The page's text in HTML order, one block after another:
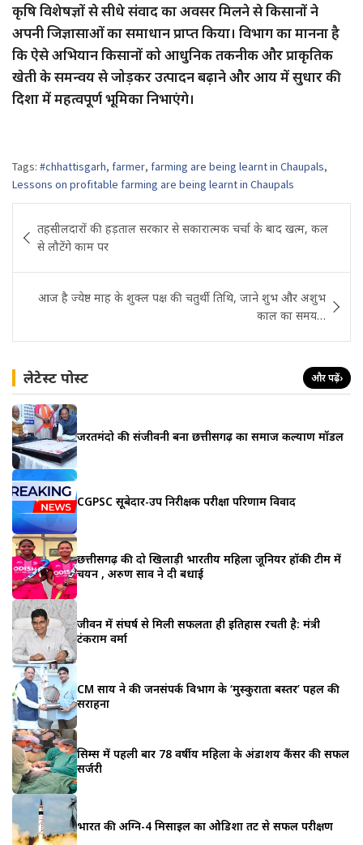
कृषि विशेषज्ञों से सीधे संवाद का अवसर मिलने से किसानों ने
अपनी जिज्ञासाओं का समाधान प्राप्त किया। विभाग का मानना है
कि ऐसे अभियान किसानों को आधुनिक तकनीक और प्राकृतिक
खेती के समन्वय से जोड़कर उत्पादन बढ़ाने और आय में सुधार की
दिशा में महत्वपूर्ण भूमिका निभाएंगे।
Tags: #chhattisgarh, farmer, farming are being learnt in Chaupals,
Lessons on profitable farming are being learnt in Chaupals
navigation
तहसीलदारों की हड़ताल सरकार से सकारात्मक चर्चा के बाद खत्म, कल
से लौटेंगे काम पर
आज है ज्येष्ठ माह के शुक्ल पक्ष की चतुर्थी तिथि, जाने शुभ और अशुभ
काल का समय…
लेटेस्ट पोस्ट और पढ़ें›
जरूरतमंदो की संजीवनी बना छत्तीसगढ़ का समाज कल्याण मॉडल
CGPSC सूबेदार-उप निरीक्षक परीक्षा परिणाम विवाद
छत्तीसगढ़ की दो खिलाड़ी भारतीय महिला जूनियर हॉकी टीम में
चयन , अरुण साव ने दी बधाई
जीवन में संघर्ष से मिली सफलता ही इतिहास रचती है: मंत्री
टंकराम वर्मा
CM साय ने की जनसंपर्क विभाग के ‘मुस्कुराता बस्तर’ पहल की
सराहना
सिम्स में पहली बार 78 वर्षीय महिला के अंडाशय कैंसर की सफल
सर्जरी
भारत की अग्नि-4 मिसाइल का ओडिशा तट से सफल परीक्षण